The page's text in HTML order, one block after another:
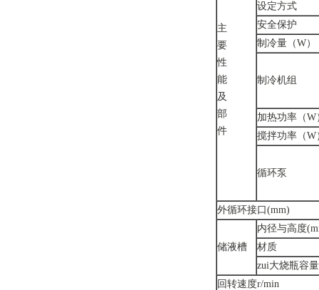
主
要
性
能
及
部
件
设定方式
安全保护
制冷量（W）
制冷机组
加热功率（W
搅拌功率（W
循环泵
外循环接口(mm)
储液槽
内径与高度
材质
zui大烧瓶容
回转速度r/min